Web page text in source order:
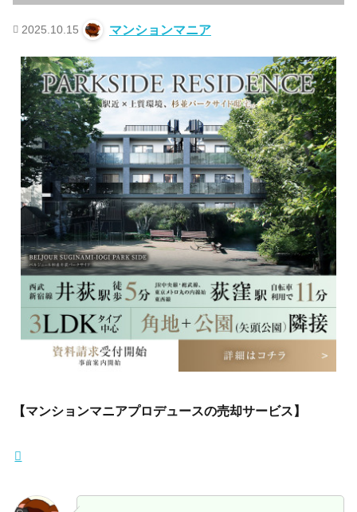
2025.10.15 マンションマニア
【マンションマニアプロデュースの売却サービス】